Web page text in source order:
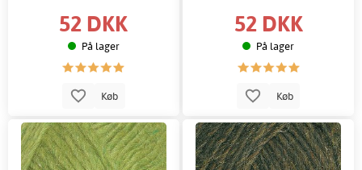
52 DKK
På lager
Køb
52 DKK
På lager
Køb